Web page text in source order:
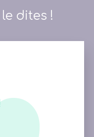
dites !